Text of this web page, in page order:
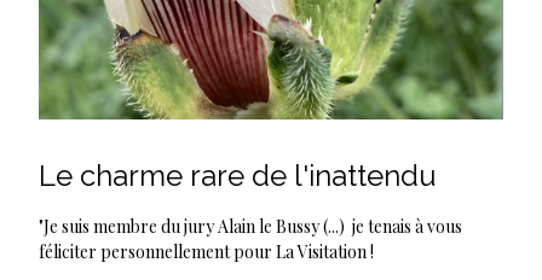
Le charme rare de l'inattendu
"Je suis membre du jury Alain le Bussy (...) je tenais à vous
féliciter personnellement pour La Visitation !